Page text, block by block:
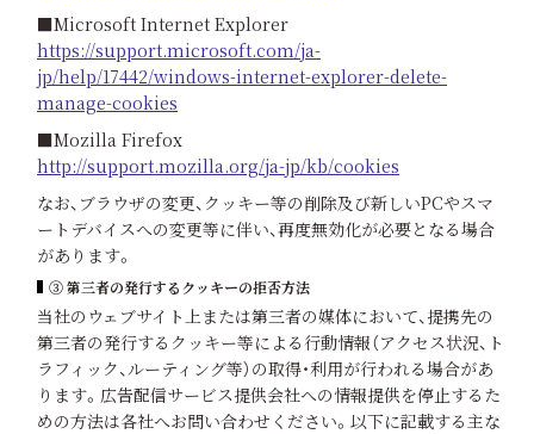
■Microsoft Internet Explorer
https://support.microsoft.com/ja-
jp/help/17442/windows-internet-explorer-delete-
manage-cookies
■Mozilla Firefox
http://support.mozilla.org/ja-jp/kb/cookies
なお、ブラウザの変更、クッキー等の削除及び新しいPCやスマ
ートデバイスへの変更等に伴い、再度無効化が必要となる場合
があります。
③ 第三者の発行するクッキーの拒否方法
当社のウェブサイト上または第三者の媒体において、提携先の
第三者の発行するクッキー等による行動情報（アクセス状況、ト
ラフィック、ルーティング等）の取得・利用が行われる場合があ
ります。広告配信サービス提供会社への情報提供を停止するた
めの方法は各社へお問い合わせください。以下に記載する主な